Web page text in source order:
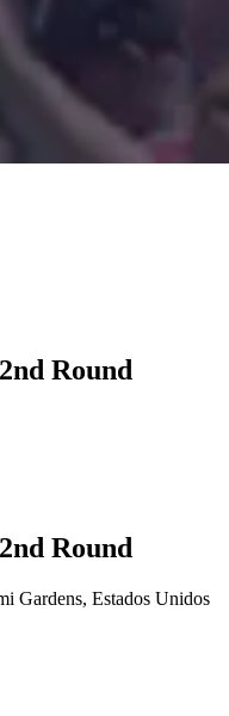
Round
Round
Gardens, Estados Unidos